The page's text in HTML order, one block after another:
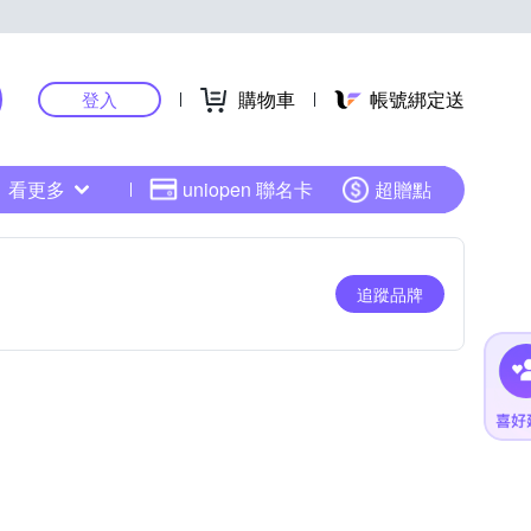
登入 購物車 帳號綁定送
看更多 uniopen 聯名卡 超贈點
追蹤品牌